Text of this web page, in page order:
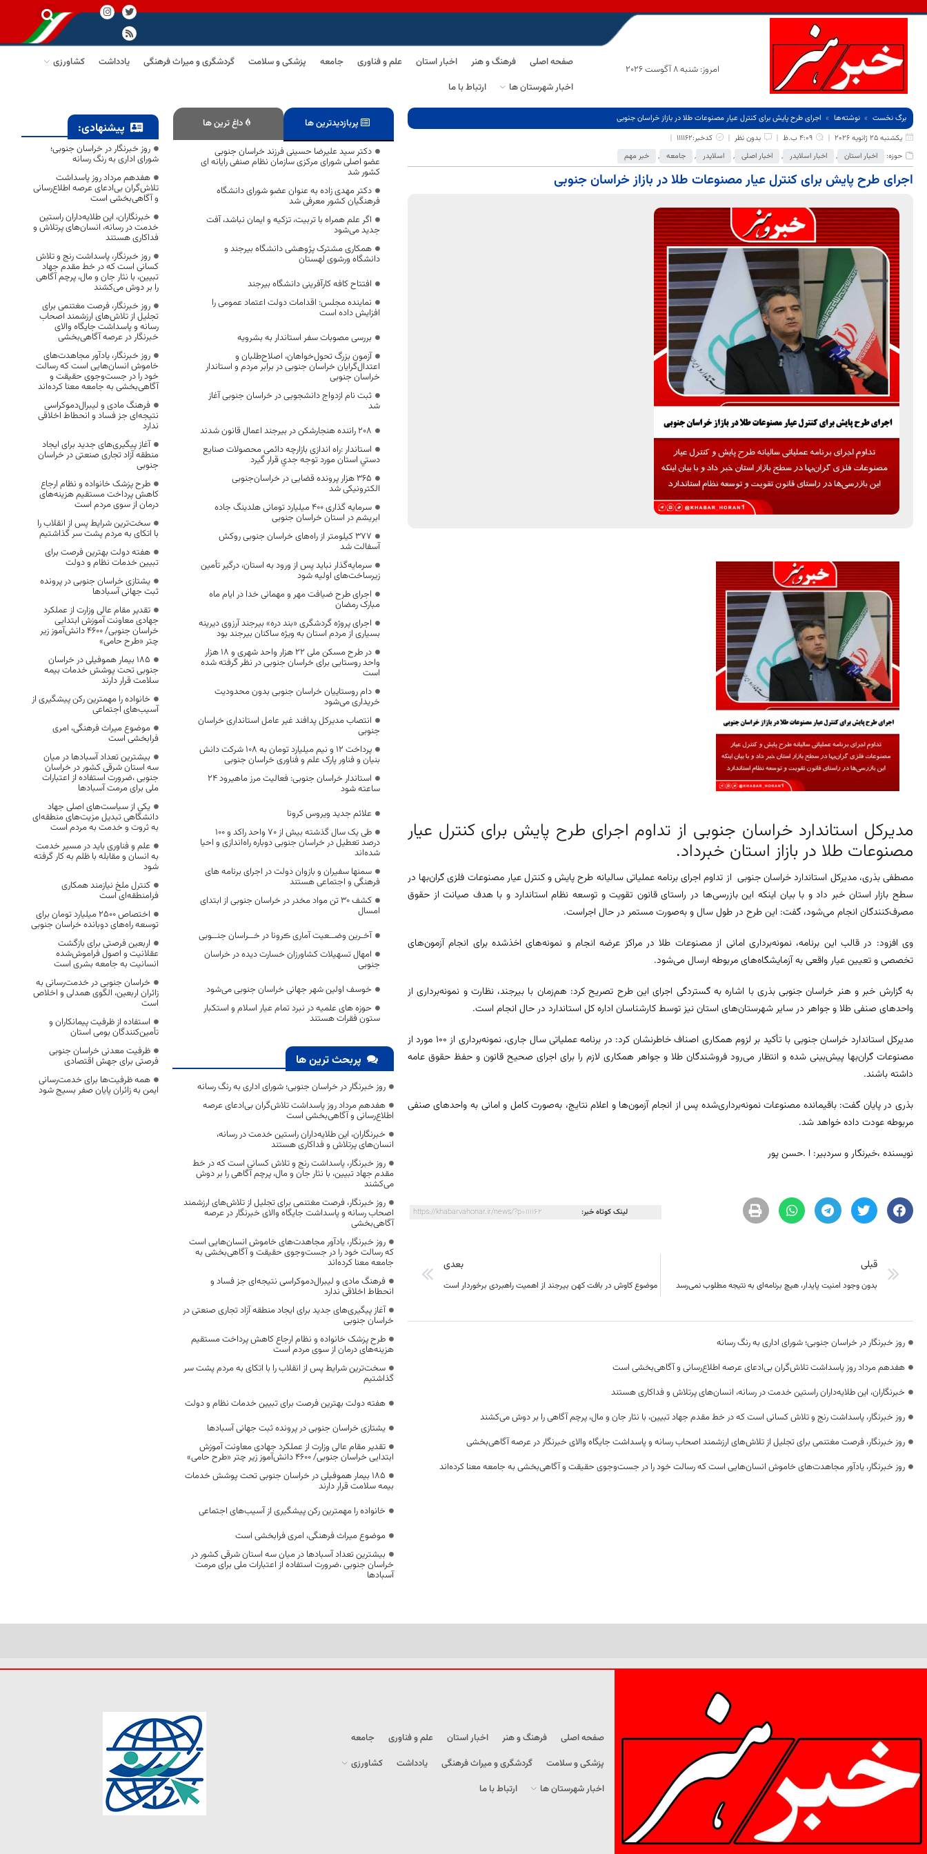
امروز: شنبه 8 آگوست 2026
صفحه اصلی فرهنگ و هنر اخبار استان علم و فناوری جامعه پزشکی و سلامت گردشگری و میراث فرهنگی یادداشت
کشاورزی
اخبار شهرستان ها
ارتباط با ما
برگ نخست نوشته‌ها
اجرای طرح پایش برای کنترل عیار مصنوعات طلا در بازاز خراسان جنوبی
یکشنبه 25 ژانویه 2026
4:09 ب.ظ بدون نظر
کدخبر:111162
حوزه:
اخبار استان , اخبار اسلایدر , اخبار اصلی , اسلایدر , جامعه , خبر مهم
اجرای طرح پایش برای کنترل عیار مصنوعات طلا در بازاز خراسان جنوبی
مدیرکل استاندارد خراسان جنوبی از تداوم اجرای طرح پایش برای کنترل عیار
مصنوعات طلا در بازاز استان خبرداد.
مصطفی بذری، مدیرکل استاندارد خراسان جنوبی از تداوم اجرای برنامه عملیاتی سالیانه طرح پایش و کنترل عیار مصنوعات فلزی گران‌بها در
سطح بازار استان خبر داد و با بیان اینکه این بازرسی‌ها در راستای قانون تقویت و توسعه نظام استاندارد و با هدف صیانت از حقوق
مصرف‌کنندگان انجام می‌شود، گفت: این طرح در طول سال و به‌صورت مستمر در حال اجراست.
وی افزود: در قالب این برنامه، نمونه‌برداری امانی از مصنوعات طلا در مراکز عرضه انجام و نمونه‌های اخذشده برای انجام آزمون‌های
تخصصی و تعیین عیار واقعی به آزمایشگاه‌های مربوطه ارسال می‌شود.
به گزارش خبر و هنر خراسان جنوبی بذری با اشاره به گستردگی اجرای این طرح تصریح کرد: هم‌زمان با بیرجند، نظارت و نمونه‌برداری از
واحدهای صنفی طلا و جواهر در سایر شهرستان‌های استان نیز توسط کارشناسان اداره کل استاندارد در حال انجام است.
مدیرکل استاندارد خراسان جنوبی با تأکید بر لزوم همکاری اصناف خاطرنشان کرد: در برنامه عملیاتی سال جاری، نمونه‌برداری از 100 مورد از
مصنوعات گران‌بها پیش‌بینی شده و انتظار می‌رود فروشندگان طلا و جواهر همکاری لازم را برای اجرای صحیح قانون و حفظ حقوق عامه
داشته باشند.
بذری در پایان گفت: باقیمانده مصنوعات نمونه‌برداری‌شده پس از انجام آزمون‌ها و اعلام نتایج، به‌صورت کامل و امانی به واحدهای صنفی
مربوطه عودت داده خواهد شد.
نویسنده ،خبرنگار و سردبیر: ا .حسن پور
لینک کوتاه خبر: https://khabarvahonar.ir/news/?p=111162
قبلی
بدون وجود امنیت پایدار، هیچ برنامه‌ای به نتیجه مطلوب نمی‌رسد
بعدی
موضوع کاوش در بافت کهن بیرجند از اهمیت راهبردی برخوردار است
روز خبرنگار در خراسان جنوبی؛ شورای اداری به رنگ رسانه
هفدهم مرداد روز پاسداشت تلاش‌گران بی‌ادعای عرصه اطلاع‌رسانی و آگاهی‌بخشی است
خبرنگاران، این طلایه‌داران راستین خدمت در رسانه، انسان‌های پرتلاش و فداکاری هستند
روز خبرنگار، پاسداشت رنج و تلاش کسانی است که در خط مقدم جهاد تبیین، با نثار جان و مال، پرچم آگاهی را بر دوش می‌کشند
روز خبرنگار، فرصت مغتنمی برای تجلیل از تلاش‌های ارزشمند اصحاب رسانه و پاسداشت جایگاه والای خبرنگار در عرصه آگاهی‌بخشی
روز خبرنگار، یادآور مجاهدت‌های خاموش انسان‌هایی است که رسالت خود را در جست‌وجوی حقیقت و آگاهی‌بخشی به جامعه معنا کرده‌اند
پربازدیدترین ها داغ ترین ها
دکتر سید علیرضا حسینی فرزند خراسان جنوبی
عضو اصلی شورای مرکزی سازمان نظام صنفی رایانه ای
کشور شد
دکتر مهدی زاده به عنوان عضو شورای دانشگاه
فرهنگیان کشور معرفی شد
اگر علم همراه با تربیت، تزکیه و ایمان نباشد، آفت
جدید می‌شود
همکاری مشترک پژوهشی دانشگاه بیرجند و
دانشگاه ورشوی لهستان
افتتاح کافه کارآفرینی دانشگاه بیرجند
نماینده مجلس: اقدامات دولت اعتماد عمومی را
افزایش داده است
بررسی مصوبات سفر استاندار به بشرویه
آزمون بزرگ تحول‌خواهان، اصلاح‌طلبان و
اعتدال‌گرایان خراسان جنوبی در برابر مردم و استاندار
خراسان جنوبی
ثبت نام ازدواج دانشجویی در خراسان جنوبی آغاز
شد
۲۰۸ راننده هنجارشکن در بیرجند اعمال قانون شدند
استاندار :راه اندازی بازارچه دائمی محصولات صنایع
دستي استان مورد توجه جدي قرار گيرد
۳۶۵ هزار پرونده قضایی در خراسان‌جنوبی
الکترونیکی شد
سرمایه گذاری ۴۰۰ میلیارد تومانی هلدینگ جاده
ابریشم در استان خراسان جنوبی
۳۷۷ کیلومتر از راه‌های خراسان جنوبی روکش
آسفالت شد
سرمایه‌گذار نباید پس از ورود به استان، درگیر تأمین
زیرساخت‌های اولیه شود
اجرای طرح ضیافت مهر و مهمانی خدا در ایام ماه
مبارک رمضان
اجرای پروژه گردشگری «بند دره» بیرجند آرزوی دیرینه
بسیاری از مردم استان به ویژه ساکنان بیرجند بود
در طرح مسکن ملی ۲۲ هزار واحد شهری و ۱۸ هزار
واحد روستایی برای خراسان جنوبی در نظر گرفته شده
است
دام روستاییان خراسان جنوبی بدون محدودیت
خریداری می‌شود
انتصاب مدیرکل پدافند غیر عامل استانداری خراسان
جنوبی
پرداخت 12 و نیم میلیارد تومان به 108 شرکت دانش
بنیان و فناور پارک علم و فناوری خراسان جنوبی
استاندار خراسان جنوبی: فعالیت مرز ماهیرود ۲۴
ساعته شود
علائم جدید ویروس کرونا
طی یک سال گذشته بیش از 70 واحد راکد و 100
درصد تعطیل در خراسان جنوبی دوباره راه‌اندازی و احیا
شده‌اند
سمنها سفیران و بازوان دولت در اجرای برنامه های
فرهنگی و اجتماعی هستند
کشف 30 تن مواد مخدر در خراسان جنوبی از ابتدای
امسال
آخـرین وضــعیت آماری ڪرونا در خــراسان جنــوبی
امهال تسهیلات کشاورزان خسارت دیده در خراسان
جنوبی
خوسف اولین شهر جهانی خراسان جنوبی می‌شود
حوزه های علمیه در نبرد تمام عیار اسلام و استکبار
ستون فقرات هستند
پربحث ترین ها
روز خبرنگار در خراسان جنوبی؛ شورای اداری به رنگ رسانه
هفدهم مرداد روز پاسداشت تلاش‌گران بی‌ادعای عرصه
اطلاع‌رسانی و آگاهی‌بخشی است
خبرنگاران، این طلایه‌داران راستین خدمت در رسانه،
انسان‌های پرتلاش و فداکاری هستند
روز خبرنگار، پاسداشت رنج و تلاش کسانی است که در خط
مقدم جهاد تبیین، با نثار جان و مال، پرچم آگاهی را بر دوش
می‌کشند
روز خبرنگار، فرصت مغتنمی برای تجلیل از تلاش‌های ارزشمند
اصحاب رسانه و پاسداشت جایگاه والای خبرنگار در عرصه
آگاهی‌بخشی
روز خبرنگار، یادآور مجاهدت‌های خاموش انسان‌هایی است
که رسالت خود را در جست‌وجوی حقیقت و آگاهی‌بخشی به
جامعه معنا کرده‌اند
فرهنگ مادی و لیبرال‌دموکراسی نتیجه‌ای جز فساد و
انحطاط اخلاقی ندارد
آغاز پیگیری‌های جدید برای ایجاد منطقه آزاد تجاری صنعتی در
خراسان جنوبی
طرح پزشک خانواده و نظام ارجاع کاهش پرداخت مستقیم
هزینه‌های درمان از سوی مردم است
سخت‌ترین شرایط پس از انقلاب را با اتکای به مردم پشت سر
گذاشتیم
هفته دولت بهترین فرصت برای تبیین خدمات نظام و دولت
یشتازی خراسان جنوبی در پرونده ثبت جهانی آسبادها
تقدیر مقام عالی وزارت از عملکرد جهادی معاونت آموزش
ابتدایی خراسان جنوبی/ ۴۶۰۰ دانش‌آموز زیر چتر «طرح حامی»
۱۸۵ بیمار هموفیلی در خراسان جنوبی تحت پوشش خدمات
بیمه سلامت قرار دارند
خانواده را مهمترین رکن پیشگیری از آسیب‌های اجتماعی
موضوع میراث فرهنگی، امری فرابخشی است
بیشترین تعداد آسبادها در میان سه استان شرقی کشور در
خراسان جنوبی ،ضرورت استفاده از اعتبارات ملی برای مرمت
آسبادها
پیشنهادی:
روز خبرنگار در خراسان جنوبی؛
شورای اداری به رنگ رسانه
هفدهم مرداد روز پاسداشت
تلاش‌گران بی‌ادعای عرصه اطلاع‌رسانی
و آگاهی‌بخشی است
خبرنگاران، این طلایه‌داران راستین
خدمت در رسانه، انسان‌های پرتلاش و
فداکاری هستند
روز خبرنگار، پاسداشت رنج و تلاش
کسانی است که در خط مقدم جهاد
تبیین، با نثار جان و مال، پرچم آگاهی
را بر دوش می‌کشند
روز خبرنگار، فرصت مغتنمی برای
تجلیل از تلاش‌های ارزشمند اصحاب
رسانه و پاسداشت جایگاه والای
خبرنگار در عرصه آگاهی‌بخشی
روز خبرنگار، یادآور مجاهدت‌های
خاموش انسان‌هایی است که رسالت
خود را در جست‌وجوی حقیقت و
آگاهی‌بخشی به جامعه معنا کرده‌اند
فرهنگ مادی و لیبرال‌دموکراسی
نتیجه‌ای جز فساد و انحطاط اخلاقی
ندارد
آغاز پیگیری‌های جدید برای ایجاد
منطقه آزاد تجاری صنعتی در خراسان
جنوبی
طرح پزشک خانواده و نظام ارجاع
کاهش پرداخت مستقیم هزینه‌های
درمان از سوی مردم است
سخت‌ترین شرایط پس از انقلاب را
با اتکای به مردم پشت سر گذاشتیم
هفته دولت بهترین فرصت برای
تبیین خدمات نظام و دولت
یشتازی خراسان جنوبی در پرونده
ثبت جهانی آسبادها
تقدیر مقام عالی وزارت از عملکرد
جهادی معاونت آموزش ابتدایی
خراسان جنوبی/ ۴۶۰۰ دانش‌آموز زیر
چتر «طرح حامی»
۱۸۵ بیمار هموفیلی در خراسان
جنوبی تحت پوشش خدمات بیمه
سلامت قرار دارند
خانواده را مهمترین رکن پیشگیری از
آسیب‌های اجتماعی
موضوع میراث فرهنگی، امری
فرابخشی است
بیشترین تعداد آسبادها در میان
سه استان شرقی کشور در خراسان
جنوبی ،ضرورت استفاده از اعتبارات
ملی برای مرمت آسبادها
یکی از سیاست‌های اصلی جهاد
دانشگاهی تبدیل مزیت‌های منطقه‌ای
به ثروت و خدمت به مردم است
علم و فناوری باید در مسیر خدمت
به انسان و مقابله با ظلم به کار گرفته
شود
کنترل ملخ نیازمند همکاری
فرامنطقه‌ای است
اختصاص 2500 میلیارد تومان برای
توسعه راه‌های دوبانده خراسان جنوبی
اربعین فرصتی برای بازگشت
عقلانیت و اصول فراموش‌شده
انسانیت به جامعه بشری است
خراسان جنوبی در خدمت‌رسانی به
زائران اربعین، الگوی همدلی و اخلاص
است
استفاده از ظرفیت پیمانکاران و
تأمین‌کنندگان بومی استان
ظرفیت معدنی خراسان جنوبی
فرصتی برای جهش اقتصادی
همه ظرفیت‌ها برای خدمت‌رسانی
ایمن به زائران پایان صفر بسیج شود
صفحه اصلی فرهنگ و هنر اخبار استان علم و فناوری
جامعه
پزشکی و سلامت
گردشگری و میراث فرهنگی یادداشت
کشاورزی
اخبار شهرستان ها
ارتباط با ما